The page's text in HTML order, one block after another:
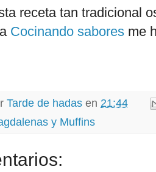
receta tan tradicional
Cocinando sabores me
Tarde de hadas en 21:44
y Muffins